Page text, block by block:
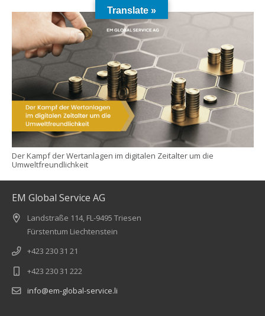
Der Kampf der Wertanlagen im digitalen Zeitalter um die
Umweltfreundlichkeit
EM Global Service AG
Landstraße 114, FL-9495 Triesen
Fürstentum Liechtenstein
+423 230 31 21
+423 230 31 222
info@em-global-service.li
Translate »